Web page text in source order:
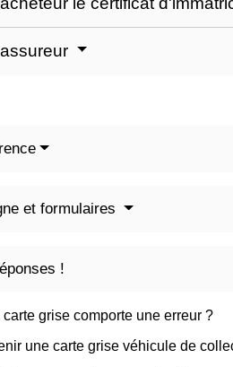
et formulaires
!
grise comporte une erreur ?
une carte grise véhicule de